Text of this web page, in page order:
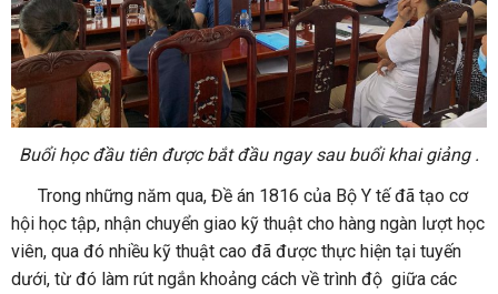
Buổi học đầu tiên được bắt đầu ngay sau buổi khai giảng .
Trong những năm qua, Đề án 1816 của Bộ Y tế đã tạo cơ
hội học tập, nhận chuyển giao kỹ thuật cho hàng ngàn lượt học
viên, qua đó nhiều kỹ thuật cao đã được thực hiện tại tuyến
dưới, từ đó làm rút ngắn khoảng cách về trình độ giữa các